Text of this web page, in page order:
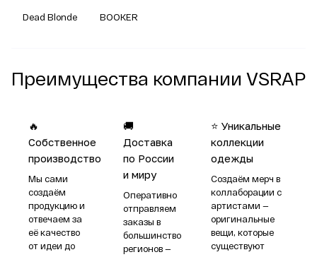
Dead Blonde BOOKER
Преимущества компании VSRAP
🔥
Собственное
производство
Мы сами
создаём
продукцию и
отвечаем за
её качество
от идеи до
🚚
Доставка
по России
и миру
Оперативно
отправляем
заказы в
большинство
регионов —
⭐ Уникальные
коллекции
одежды
Создаём мерч в
коллаборации с
артистами —
оригинальные
вещи, которые
существуют